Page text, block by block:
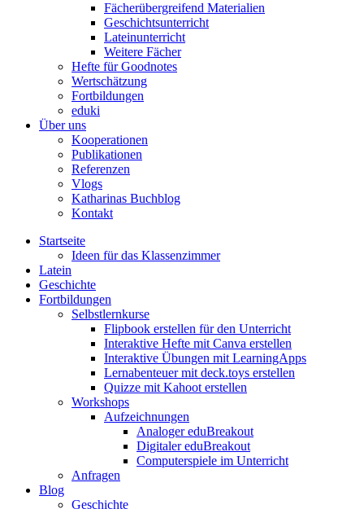
Fächerübergreifend Materialien
Geschichtsunterricht
Lateinunterricht
Weitere Fächer
Hefte für Goodnotes
Wertschätzung
Fortbildungen
eduki
Über uns
Kooperationen
Publikationen
Referenzen
Vlogs
Katharinas Buchblog
Kontakt
Startseite
Ideen für das Klassenzimmer
Latein
Geschichte
Fortbildungen
Selbstlernkurse
Flipbook erstellen für den Unterricht
Interaktive Hefte mit Canva erstellen
Interaktive Übungen mit LearningApps
Lernabenteuer mit deck.toys erstellen
Quizze mit Kahoot erstellen
Workshops
Aufzeichnungen
Analoger eduBreakout
Digitaler eduBreakout
Computerspiele im Unterricht
Anfragen
Blog
Geschichte